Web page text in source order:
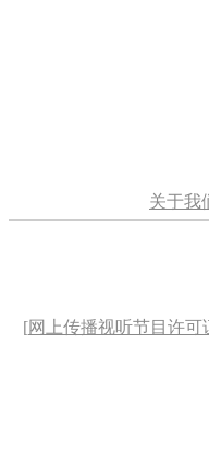
关于我
[网上传播视听节目许可